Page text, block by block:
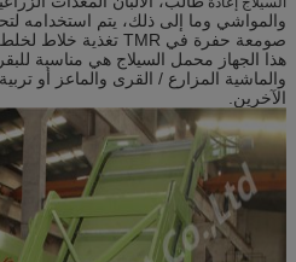
آلة الوزن
2250KG
والمواشي وما إلى ذلك، يتم استخدامه
صومعة حفرة في TMR تغذية خلاط لخلط والتحريك، أو إلى placs أخرى.
والماشية المزارع / القرى والماعز أو
الآخرين.